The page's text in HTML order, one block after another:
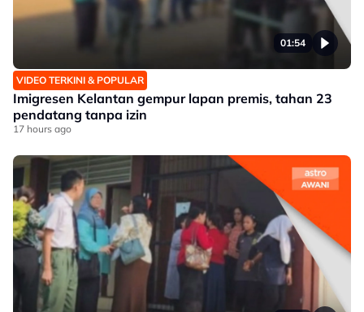
01:54
VIDEO TERKINI & POPULAR
Imigresen Kelantan gempur lapan premis, tahan 23
pendatang tanpa izin
17 hours ago